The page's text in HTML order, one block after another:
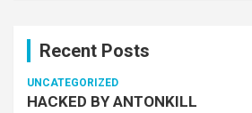
Recent Posts
UNCATEGORIZED
HACKED BY ANTONKILL